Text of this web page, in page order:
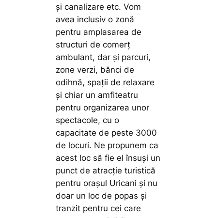
și canalizare etc. Vom
avea inclusiv o zonă
pentru amplasarea de
structuri de comerț
ambulant, dar și parcuri,
zone verzi, bănci de
odihnă, spații de relaxare
și chiar un amfiteatru
pentru organizarea unor
spectacole, cu o
capacitate de peste 3000
de locuri. Ne propunem ca
acest loc să fie el însuși un
punct de atracție turistică
pentru orașul Uricani și nu
doar un loc de popas și
tranzit pentru cei care